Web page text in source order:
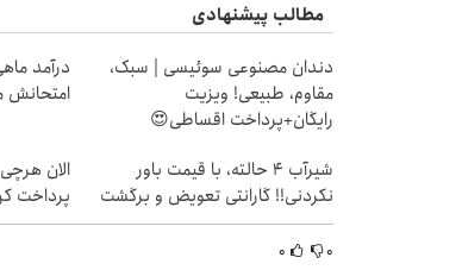
مطالب پیشنهادی
دندان مصنوعی سوئیسی | سبک،
مقاوم، طبیعی! ویزیت
رایگان+پرداخت اقساطی😍
امتحانش
شیر‌آب ۴ حالته، با قیمت باور
نکردنی!! گارانتی تعویض و برگشت
الان
پرداخت
۰ ۰